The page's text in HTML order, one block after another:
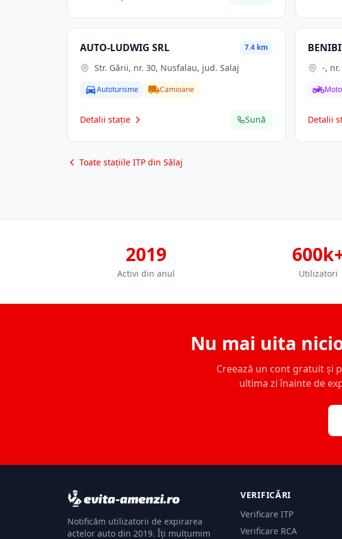
AUTO-LUDWIG SRL 7.4 km
Str. Gării, nr. 30, Nusfalau, jud. Salaj
Autoturisme Camioane
Detalii stație Sună
-,
Detalii
Toate stațiile ITP din Sălaj
2019
Activi din anul Utilizatori
Nu mai uita
Creează un cont gratuit și
ultima zi înainte de
Notificăm utilizatorii de expirarea
actelor auto din 2019. Îți mulțumim
VERIFICĂRI
Verificare ITP
Verificare RCA